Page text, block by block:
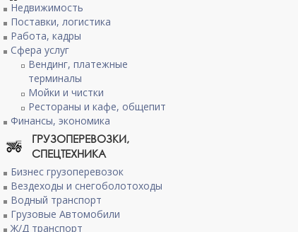
Недвижимость
Поставки, логистика
Работа, кадры
Сфера услуг
Вендинг, платежные
терминалы
Мойки и чистки
Рестораны и кафе, общепит
Финансы, экономика
ГРУЗОПЕРЕВОЗКИ,
СПЕЦТЕХНИКА
Бизнес грузоперевозок
Вездеходы и снегоболотоходы
Водный транспорт
Грузовые Автомобили
Ж/Д транспорт